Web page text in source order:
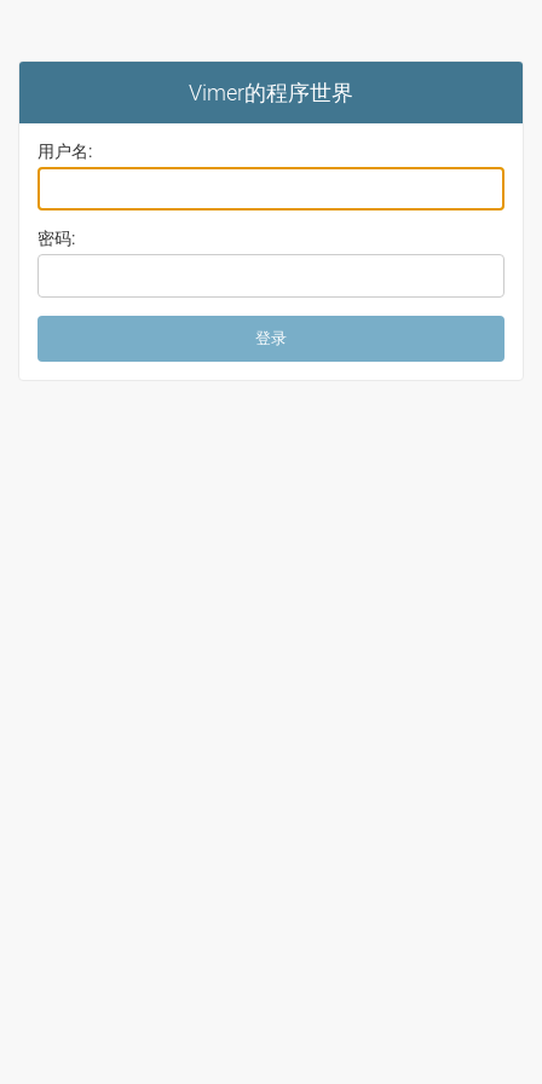
Vimer的程序世界
用户名:
密码: